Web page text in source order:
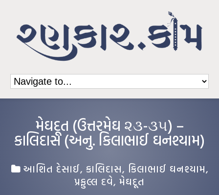
મેઘદૂત (ઉત્તરમેઘ ૨૩-૩૫) –
કાલિદાસ (અનુ. કિલાભાઈ ઘનશ્યામ)
આશિત દેસાઈ, કાલિદાસ, કિલાભાઈ ઘનશ્યામ,
પ્રફુલ્લ દવે, મેઘદૂત